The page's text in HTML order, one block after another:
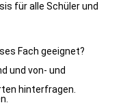
für alle Schüler und
Fach geeignet?
und von- und
hinterfragen.